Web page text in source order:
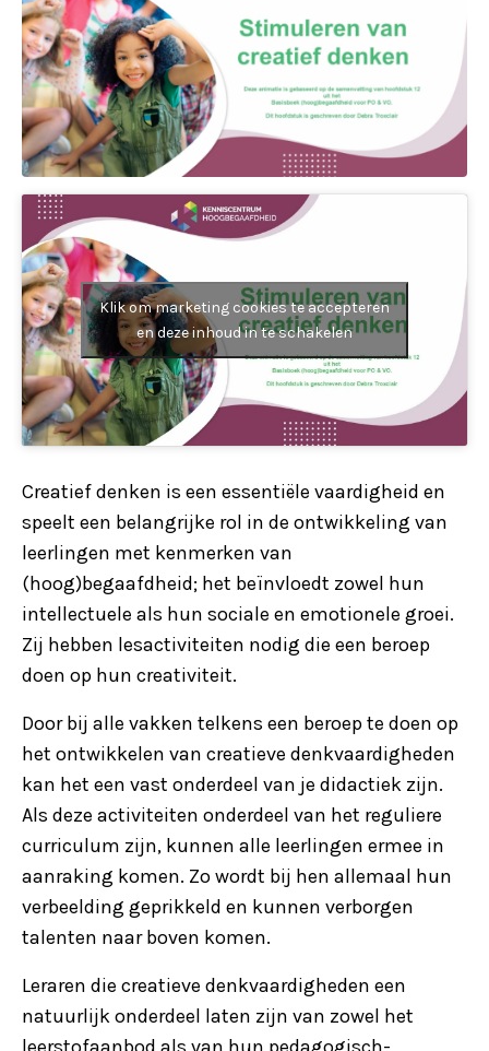
Klik om marketing cookies te accepteren
en deze inhoud in te schakelen
Creatief denken is een essentiële vaardigheid en
speelt een belangrijke rol in de ontwikkeling van
leerlingen met kenmerken van
(hoog)begaafdheid; het beïnvloedt zowel hun
intellectuele als hun sociale en emotionele groei.
Zij hebben lesactiviteiten nodig die een beroep
doen op hun creativiteit.
Door bij alle vakken telkens een beroep te doen op
het ontwikkelen van creatieve denkvaardigheden
kan het een vast onderdeel van je didactiek zijn.
Als deze activiteiten onderdeel van het reguliere
curriculum zijn, kunnen alle leerlingen ermee in
aanraking komen. Zo wordt bij hen allemaal hun
verbeelding geprikkeld en kunnen verborgen
talenten naar boven komen.
Leraren die creatieve denkvaardigheden een
natuurlijk onderdeel laten zijn van zowel het